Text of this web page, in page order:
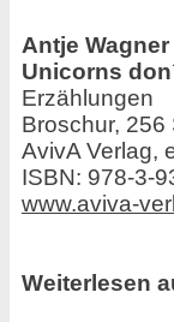
Antje Wagner
Unicorns
Erzählungen
Broschur, 256
AvivA Verlag,
ISBN: 978-3-
www.aviva-
Weiterlesen